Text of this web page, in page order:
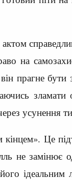
на
прагне
Це
не замінює